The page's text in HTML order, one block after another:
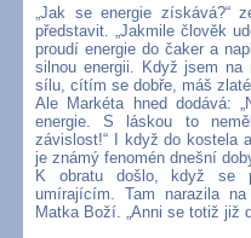
„Jak se energie získává?“
představit. „Jakmile člověk
proudí energie do čaker a
silnou energii. Když jsem
sílu, cítím se dobře, máš
Ale Markéta hned dodává:
energie. S láskou to
závislost!“ I když do kostela
je známý fenomén dnešní
K obratu došlo, když se
umírajícím. Tam narazila
Matka Boží. „Anni se totiž již